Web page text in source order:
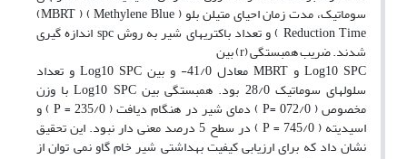
سوماتیک، مدت زمان احیای متیلن بلو ( Methylene Blue ) ( MBRT)
Reduction Time ) و تعداد باکتریهای شیر به روش spc اندازه گیری
شدند. ضریب همبستگی (r) بین
Log10 SPC و MBRT معادل 41/0- و بین Log10 SPC و تعداد
سلولهای سوماتیک 28/0 بود. همبستگی بین Log10 SPC با وزن
مخصوص ( 072/0 =P ) دمای شیر در هنگام دیافت ( 235/0 = P ) و
اسیدیته ( 745/0 = P ) در سطح 5 درصد معنی دار نبود. این تحقیق
نشان داد که برای ارزیابی کیفیت بهداشتی شیر خام گاو نمی توان از